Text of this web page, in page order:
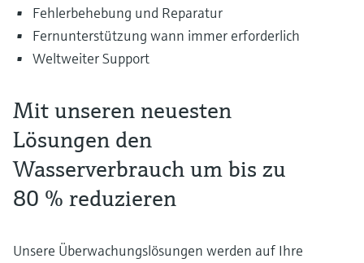
Fehlerbehebung und Reparatur
Fernunterstützung wann immer erforderlich
Weltweiter Support
Mit unseren neuesten
Lösungen den
Wasserverbrauch um bis zu
80 % reduzieren
Unsere Überwachungslösungen werden auf Ihre